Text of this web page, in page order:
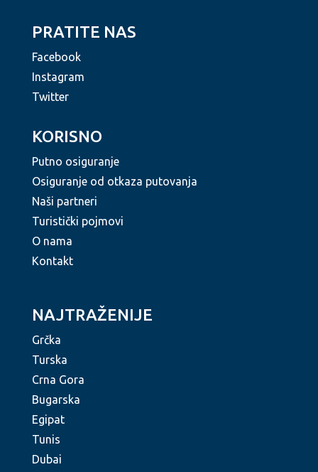
PRATITE NAS
Facebook
Instagram
Twitter
KORISNO
Putno osiguranje
Osiguranje od otkaza putovanja
Naši partneri
Turistički pojmovi
O nama
Kontakt
NAJTRAŽENIJE
Grčka
Turska
Crna Gora
Bugarska
Egipat
Tunis
Dubai